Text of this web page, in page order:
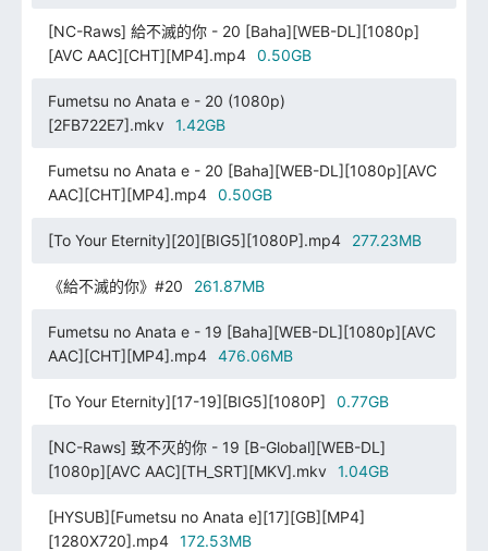
[NC-Raws] 給不滅的你 - 20 [Baha][WEB-DL][1080p]
[AVC AAC][CHT][MP4].mp4
0.50GB
Fumetsu no Anata e - 20 (1080p)
[2FB722E7].mkv
1.42GB
Fumetsu no Anata e - 20 [Baha][WEB-DL][1080p][AVC
AAC][CHT][MP4].mp4
0.50GB
[To Your Eternity][20][BIG5][1080P].mp4 277.23MB
《給不滅的你》#20 261.87MB
Fumetsu no Anata e - 19 [Baha][WEB-DL][1080p][AVC
AAC][CHT][MP4].mp4
476.06MB
[To Your Eternity][17-19][BIG5][1080P] 0.77GB
[NC-Raws] 致不灭的你 - 19 [B-Global][WEB-DL]
[1080p][AVC AAC][TH_SRT][MKV].mkv
1.04GB
[HYSUB][Fumetsu no Anata e][17][GB][MP4]
[1280X720].mp4
172.53MB